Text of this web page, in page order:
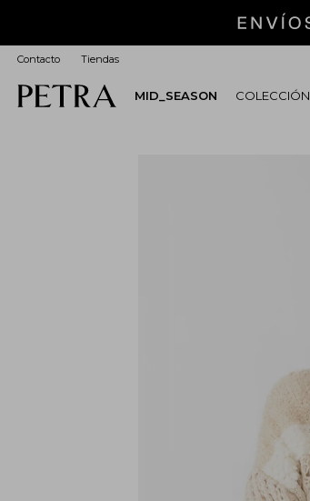
MID_SEASON COLECCIÓN
Contacto Tiendas